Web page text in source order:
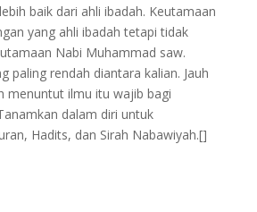
baik dari ahli ibadah. Keutamaan
yang ahli ibadah tetapi tidak
Nabi Muhammad saw.
paling rendah diantara kalian. Jauh
menuntut ilmu itu wajib bagi
dalam diri untuk
Hadits, dan Sirah Nabawiyah.[]